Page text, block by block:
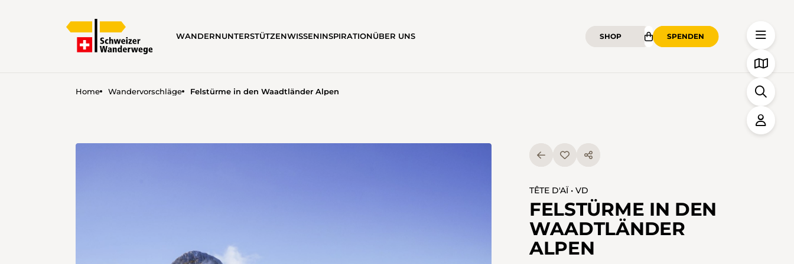
WANDERNUNTERSTÜTZENWISSENINSPIRATIONÜBER UNS SHOP SPENDEN
Home Wandervorschläge Felstürme in den Waadtländer Alpen
TÊTE D'AÏ • VD
FELSTÜRME IN DEN
WAADTLÄNDER
ALPEN